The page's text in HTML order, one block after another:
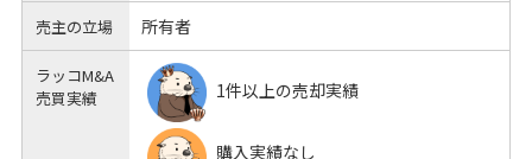
売主の立場 所有者
ラッコM&A
売買実績
1件以上の売却実績
購入実績なし